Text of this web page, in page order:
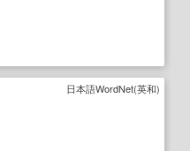
日本語WordNet(英和)